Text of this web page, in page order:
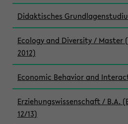
Didaktisches
Ecology and Diversity / Master
2012)
Economic Behavior and
Erziehungswissenschaft / B.A.
12/13)